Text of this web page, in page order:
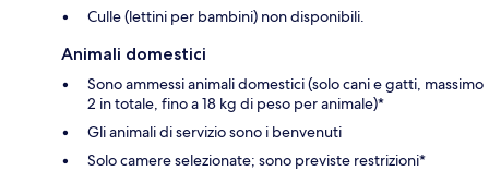
Culle (lettini per bambini) non disponibili.
Animali domestici
Sono ammessi animali domestici (solo cani e gatti, massimo
2 in totale, fino a 18 kg di peso per animale)*
Gli animali di servizio sono i benvenuti
Solo camere selezionate; sono previste restrizioni*